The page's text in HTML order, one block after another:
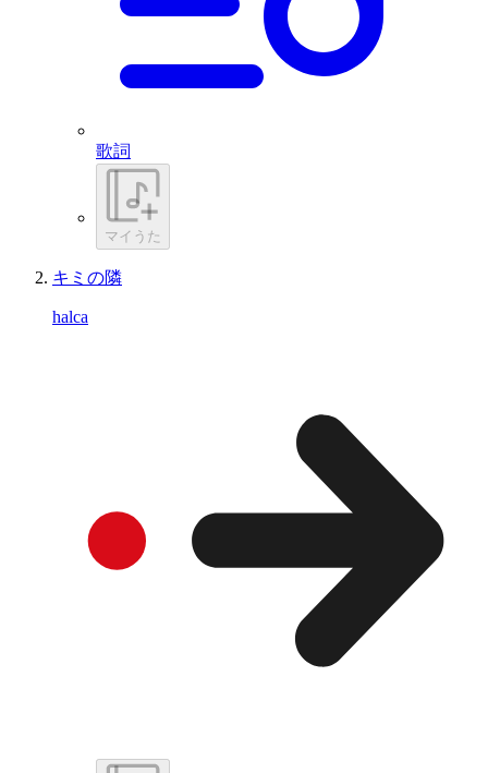
歌詞
マイうた
キミの隣
halca